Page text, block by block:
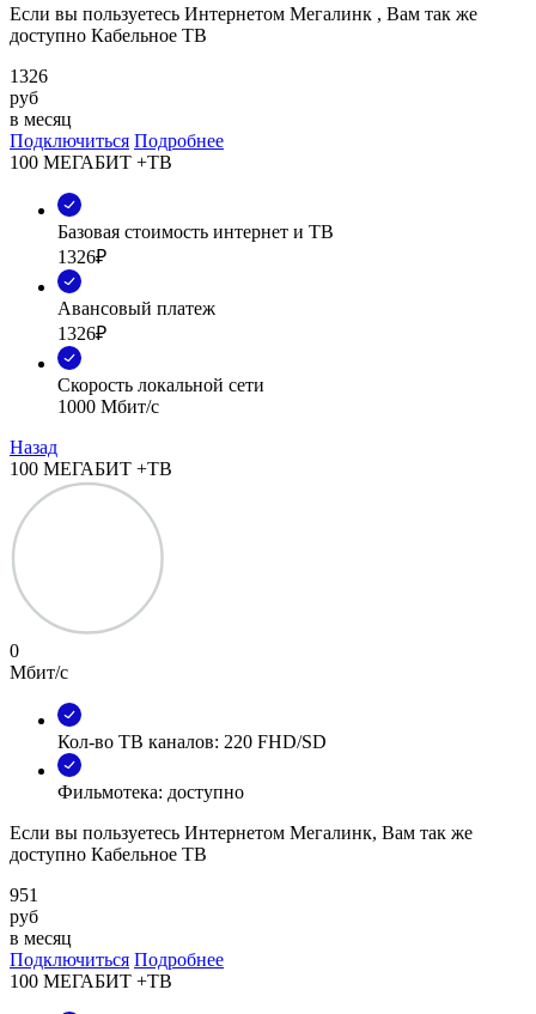
Если вы пользуетесь Интернетом Мегалинк , Вам так же
доступно Кабельное ТВ
1326
руб
в месяц
Подключиться Подробнее
100 МЕГАБИТ +ТВ
Базовая стоимость интернет и ТВ
1326₽
Авансовый платеж
1326₽
Скорость локальной сети
1000 Мбит/с
Назад
100 МЕГАБИТ +ТВ
0
Мбит/с
Кол-во ТВ каналов: 220 FHD/SD
Фильмотека: доступно
Если вы пользуетесь Интернетом Мегалинк, Вам так же
доступно Кабельное ТВ
951
руб
в месяц
Подключиться Подробнее
100 МЕГАБИТ +ТВ